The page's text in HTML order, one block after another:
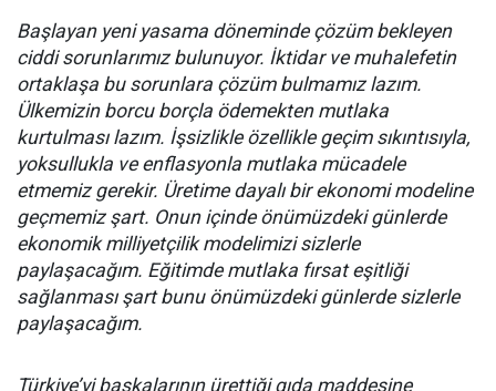
Başlayan yeni yasama döneminde çözüm bekleyen
ciddi sorunlarımız bulunuyor. İktidar ve muhalefetin
ortaklaşa bu sorunlara çözüm bulmamız lazım.
Ülkemizin borcu borçla ödemekten mutlaka
kurtulması lazım. İşsizlikle özellikle geçim sıkıntısıyla,
yoksullukla ve enflasyonla mutlaka mücadele
etmemiz gerekir. Üretime dayalı bir ekonomi modeline
geçmemiz şart. Onun içinde önümüzdeki günlerde
ekonomik milliyetçilik modelimizi sizlerle
paylaşacağım. Eğitimde mutlaka fırsat eşitliği
sağlanması şart bunu önümüzdeki günlerde sizlerle
paylaşacağım.
Türkiye’yi başkalarının ürettiği gıda maddesine